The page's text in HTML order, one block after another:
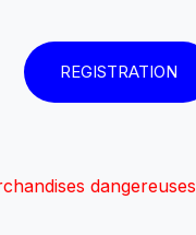
REGISTRATION
dangereuses